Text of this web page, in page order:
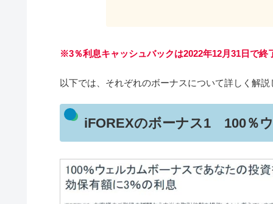
※3％利息キャッシュバックは2022年12月31日で終
以下では、それぞれのボーナスについて詳しく解説
iFOREXのボーナス1 100％